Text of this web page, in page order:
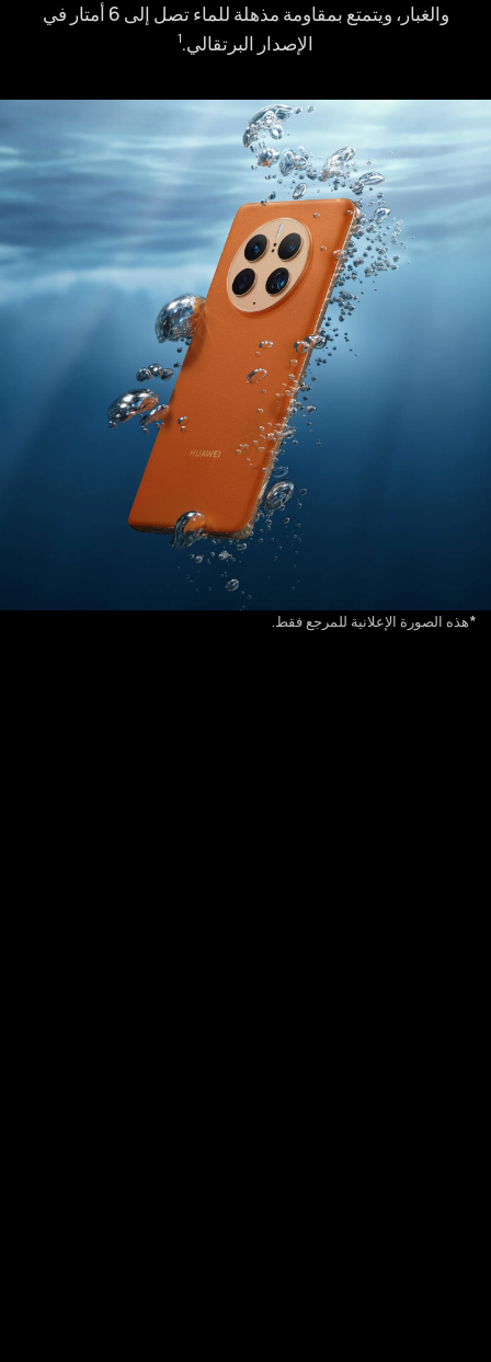
والغبار، ويتمتع بمقاومة مذهلة للماء تصل إلى 6 أمتار في
الإصدار البرتقالي.⁠1
*هذه الصورة الإعلانية للمرجع فقط.